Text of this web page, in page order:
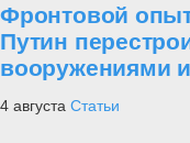
Фронтовой
Путин
вооружениями
4 августа Статьи